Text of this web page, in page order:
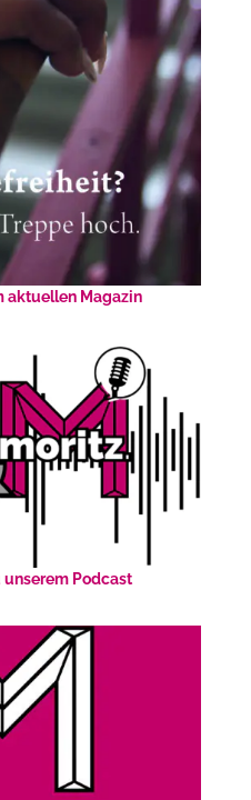
aktuellen Magazin
unserem Podcast